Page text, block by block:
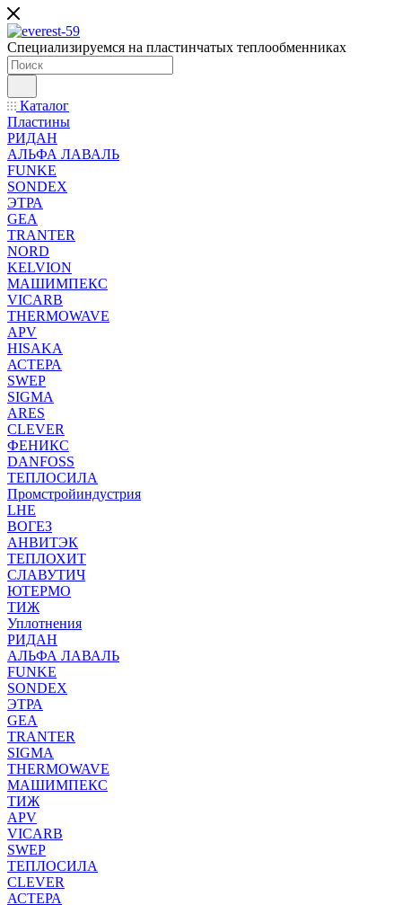
Специализируемся на пластинчатых теплообменниках
Каталог
Пластины
РИДАН
АЛЬФА ЛАВАЛЬ
FUNKE
SONDEX
ЭТРА
GEA
TRANTER
NORD
KELVION
МАШИМПЕКС
VICARB
THERMOWAVE
APV
HISAKA
АСТЕРА
SWEP
SIGMA
ARES
CLEVER
ФЕНИКС
DANFOSS
ТЕПЛОСИЛА
Промстройиндустрия
LHE
ВОГЕЗ
АНВИТЭК
ТЕПЛОХИТ
СЛАВУТИЧ
ЮТЕРМО
ТИЖ
Уплотнения
РИДАН
АЛЬФА ЛАВАЛЬ
FUNKE
SONDEX
ЭТРА
GEA
TRANTER
SIGMA
THERMOWAVE
МАШИМПЕКС
ТИЖ
APV
VICARB
SWEP
ТЕПЛОСИЛА
CLEVER
АСТЕРА